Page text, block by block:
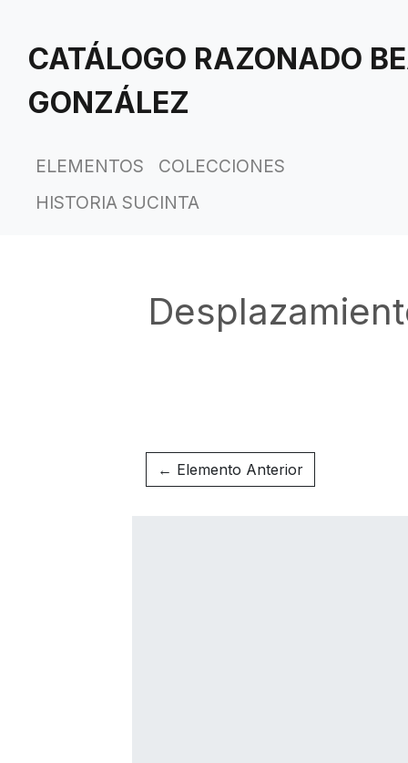
contenido
CATÁLOGO RAZONADO
GONZÁLEZ
ELEMENTOS
COLECCIONES
HISTORIA SUCINTA
← Elemento Anterior